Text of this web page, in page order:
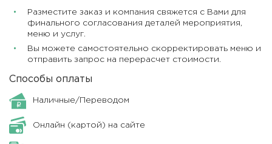
Разместите заказ и компания свяжется с Вами для
финального согласования деталей мероприятия,
меню и услуг.
Вы можете самостоятельно скорректировать меню и
отправить запрос на перерасчет стоимости.
Способы оплаты
Наличные/Переводом
Онлайн (картой) на сайте